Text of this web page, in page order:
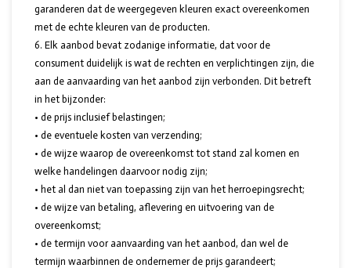
garanderen dat de weergegeven kleuren exact overeenkomen
met de echte kleuren van de producten.
Elk aanbod bevat zodanige informatie, dat voor de
consument duidelijk is wat de rechten en verplichtingen zijn, die
aan de aanvaarding van het aanbod zijn verbonden. Dit betreft
in het bijzonder:
• de prijs inclusief belastingen;
• de eventuele kosten van verzending;
• de wijze waarop de overeenkomst tot stand zal komen en
welke handelingen daarvoor nodig zijn;
• het al dan niet van toepassing zijn van het herroepingsrecht;
• de wijze van betaling, aflevering en uitvoering van de
overeenkomst;
• de termijn voor aanvaarding van het aanbod, dan wel de
termijn waarbinnen de ondernemer de prijs garandeert;